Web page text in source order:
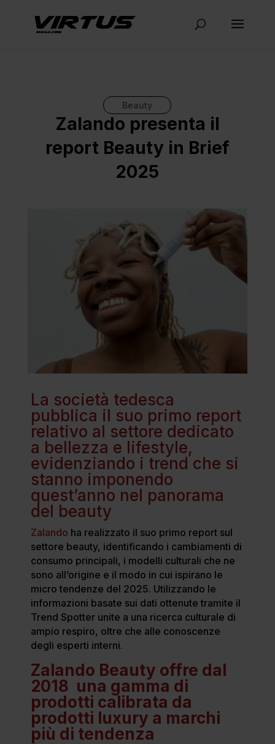
Beauty
Zalando presenta il
report Beauty in Brief
2025
La società tedesca
pubblica il suo primo report
relativo al settore dedicato
a bellezza e lifestyle,
evidenziando i trend che si
stanno imponendo
quest’anno nel panorama
del beauty
Zalando ha realizzato il suo primo report sul
settore beauty, identificando i cambiamenti di
consumo principali, i modelli culturali che ne
sono all’origine e il modo in cui ispirano le
micro tendenze del 2025. Utilizzando le
informazioni basate sui dati ottenute tramite il
Trend Spotter unite a una ricerca culturale di
ampio respiro, oltre che alle conoscenze
degli esperti interni.
Zalando Beauty offre dal
2018 una gamma di
prodotti calibrata da
prodotti luxury a marchi
più di tendenza